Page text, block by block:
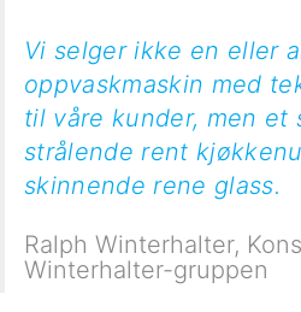
Vi selger ikke en eller
oppvaskmaskin med
til våre kunder, men et
strålende rent
skinnende rene glass.
Ralph Winterhalter,
Winterhalter-gruppen